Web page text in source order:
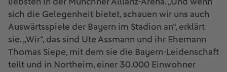
sich die Gelegenheit bietet, schauen wir uns auch
Auswärtsspiele der Bayern im Stadion an“, erklärt
sie. „Wir“, das sind Ute Assmann und ihr Ehemann
Thomas Siepe, mit dem sie die Bayern-Leidenschaft
teilt und in Northeim, einer 30.000 Einwohner